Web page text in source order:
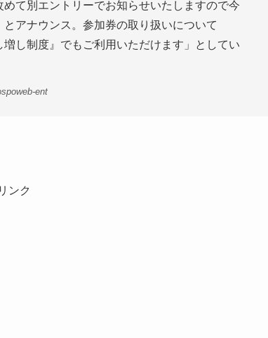
て別エントリーでお知らせいたしますので今
アナウンス。参加券の取り扱いについて
し制度』でもご利用いただけます」としてい
ent
ンク